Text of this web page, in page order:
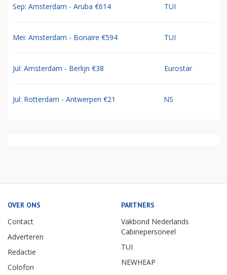
Sep: Amsterdam - Aruba €614 TUI
Mei: Amsterdam - Bonaire €594 TUI
Jul: Amsterdam - Berlijn €38 Eurostar
Jul: Rotterdam - Antwerpen €21 NS
OVER ONS
Contact
Adverteren
Redactie
Colofon
PARTNERS
Vakbond Nederlands
Cabinepersoneel
TUI
NEWHEAP